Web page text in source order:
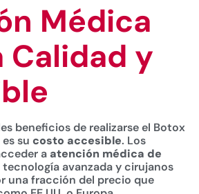
Médica
Calidad y
beneficios de realizarse el Botox
su costo accesible. Los
a atención médica de
tecnología avanzada y cirujanos
una fracción del precio que